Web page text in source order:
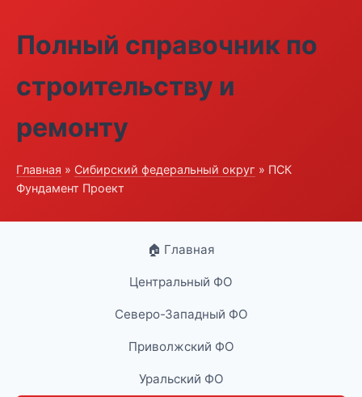
Полный справочник по
строительству и
ремонту
Главная » Сибирский федеральный округ » ПСК
Фундамент Проект
🏠 Главная
Центральный ФО
Северо-Западный ФО
Приволжский ФО
Уральский ФО